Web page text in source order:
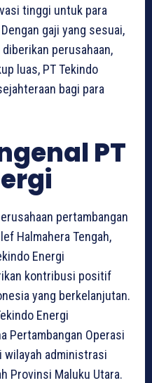
tinggi untuk para
gaji yang sesuai,
perusahaan,
luas, PT Tekindo
bagi para
PT
pertambangan
Halmahera Tengah,
Energi
kontribusi positif
yang berkelanjutan.
Energi
Pertambangan Operasi
wilayah administrasi
Provinsi Maluku Utara.